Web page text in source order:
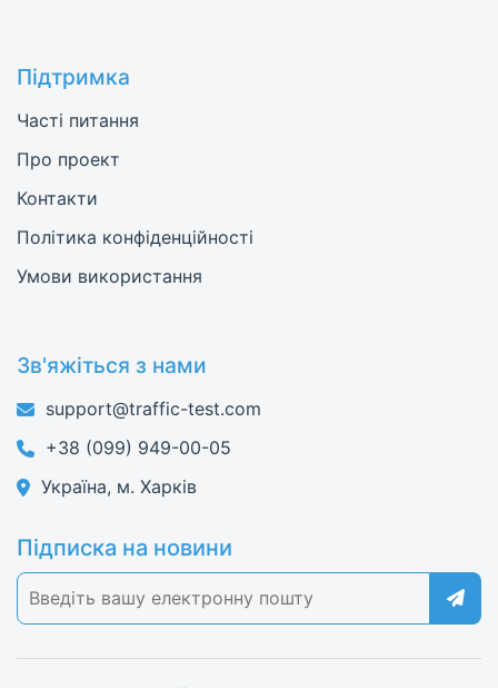
Підтримка
Часті питання
Про проект
Контакти
Політика конфіденційності
Умови використання
Зв'яжіться з нами
support@traffic-test.com
+38 (099) 949-00-05
Україна, м. Харків
Підписка на новини